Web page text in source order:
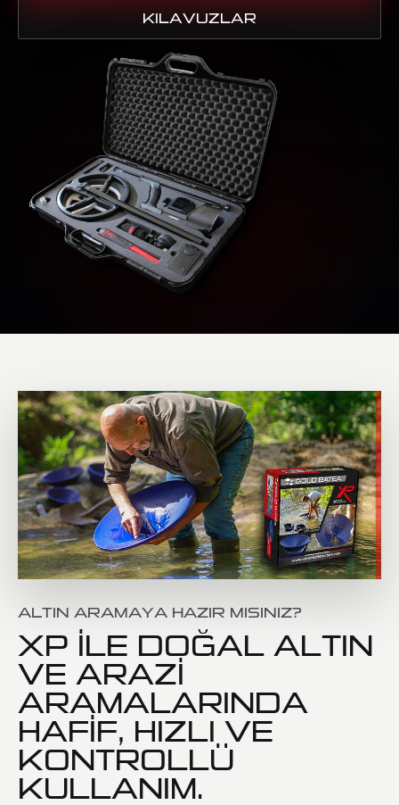
KILAVUZLAR
ALTIN ARAMAYA HAZIR MISINIZ?
XP ILE DOĞAL ALTIN
VE ARAZI
ARAMALARINDA
HAFIF, HIZLI VE
KONTROLLÜ
KULLANIM.